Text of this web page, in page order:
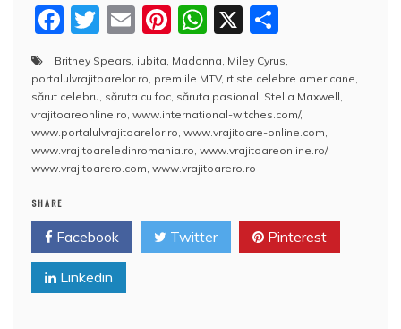
F
a
c
e
b
o
k
T
itt
er
E
m
ai
l
Pi
nt
er
e
st
W
at
s
A
p
X
rt
aj
e
a
ă
Britney Spears iubita Madonna Miley Cyrus
portalulvrajitoarelor.ro premiile MTV, rtiste celebre americane
sărut celebru săruta cu foc săruta pasional Stella Maxwell
vrajitoareonline.ro www.international-witches.com/,
www.portalulvrajitoarelor.ro www.vrajitoare-online.com
www.vrajitoareledinromania.ro www.vrajitoareonline.ro/,
www.vrajitoarero.com www.vrajitoarero.ro
SHARE
Facebook Twitter Pinterest
Linkedin